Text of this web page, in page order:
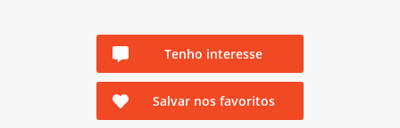
Tenho interesse
Salvar nos favoritos